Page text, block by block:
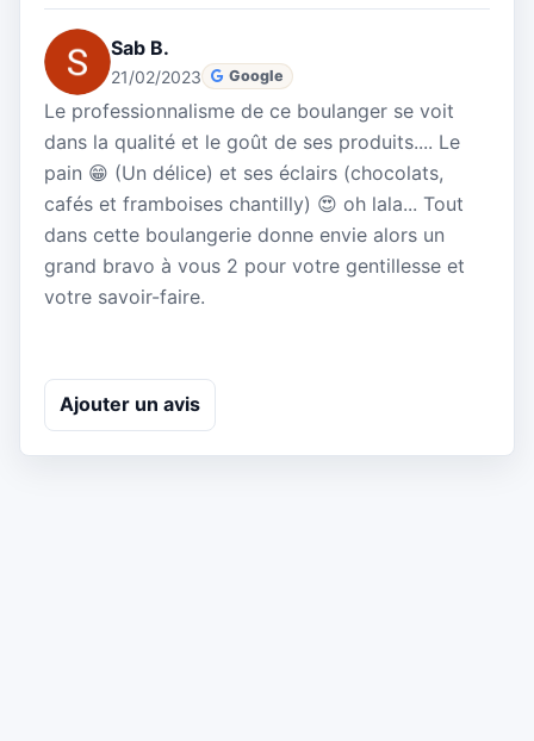
Sab B.
21/02/2023 Google
Le professionnalisme de ce boulanger se voit
dans la qualité et le goût de ses produits.... Le
pain 😁 (Un délice) et ses éclairs (chocolats,
cafés et framboises chantilly) 😍 oh lala... Tout
dans cette boulangerie donne envie alors un
grand bravo à vous 2 pour votre gentillesse et
votre savoir-faire.
Ajouter un avis